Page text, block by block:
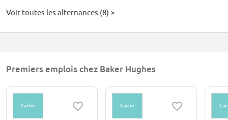
Voir toutes les alternances (8) >
Premiers emplois chez Baker Hughes
Caché Caché